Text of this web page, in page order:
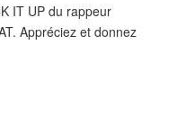
IT UP du rappeur
Appréciez et donnez